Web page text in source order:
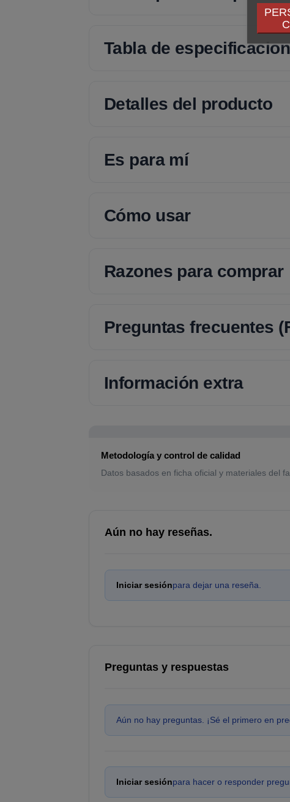
Tabla de
Detalles del producto
Es para mí
Cómo usar
Razones para comprar
Preguntas frecuentes
Información extra
Metodología y control de calidad
Datos basados en ficha oficial y materiales del
Aún no hay reseñas.
Iniciar sesiónpara dejar una reseña.
Preguntas y respuestas
Aún no hay preguntas. ¡Sé el primero en
Iniciar sesiónpara hacer o responder